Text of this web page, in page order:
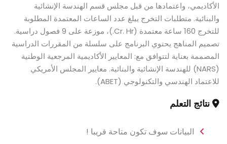
الأكاديمي، واعتمادها من قبل مجلس قسم الهندسة الإنشائية
والبنائية. متطلبات التخرج يبلغ عدد الساعات المعتمدة المطلوبة
للتخرج 160 ساعة معتمدة (Cr. Hr.)، موزعة على 9 فصول دراسية.
تصميم المناهج يحتوي البرنامج على سلسلة من المقررات الدراسية
المصممة بعناية لتتوافق مع: المعايير الأكاديمية المرجعية الوطنية
(NARS) للهندسة الإنشائية والبنائية. معايير المجلس الأمريكي
للاعتماد الهندسي والتكنولوجي (ABET).
نتائج التعلم
البيانات سوف تكون متاحة قريبا !